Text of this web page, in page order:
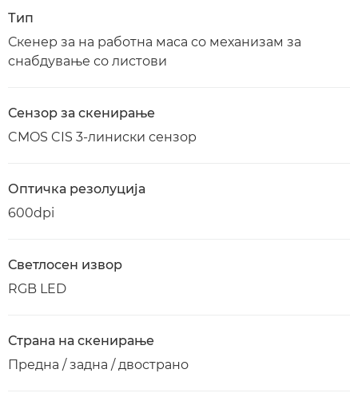
Тип
Скенер за на работна маса со механизам за
снабдување со листови
Сензор за скенирање
CMOS CIS 3-линиски сензор
Оптичка резолуција
600dpi
Светлосен извор
RGB LED
Страна на скенирање
Предна / задна / двострано